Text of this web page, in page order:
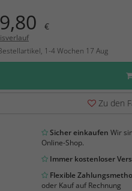
€
1-4 Wochen 17 Aug
Zu den
Sicher einkaufen Wir
Online-Shop.
Immer kostenloser
Flexible
oder Kauf auf Rechnung